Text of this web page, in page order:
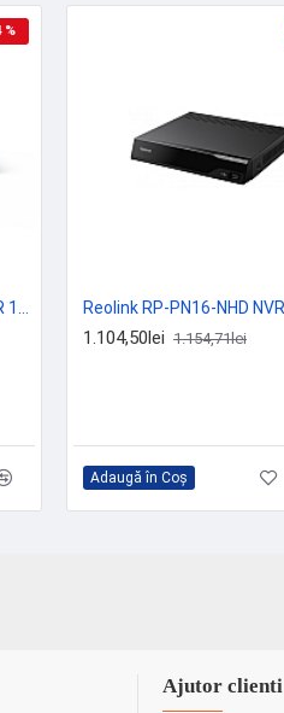
%
1.104,50lei 1.154,71lei
Adaugă în Coş
Ajutor clienti